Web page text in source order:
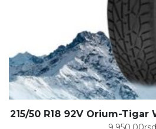
215/50 R18 92V Orium-Tigar